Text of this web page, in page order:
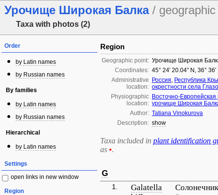
Урочище Широкая Балка /
Taxa with photos (2)
Order
by Latin names
by Russian names
By families
by Latin names
by Russian names
Hierarchical
by Latin names
Settings
open links in new window
Region
Region
Geographic point: Урочище Широкая
Coordinates: 45° 24′ 20.04″ N, 36°
Administrative
location:
Россия, Республика
окрестности села
Physiographic
location:
Восточно-Европейская
урочище Широкая
Author: Tatiana Vinokurova
Description: show
Taxa included in plant identification
as •.
G
1.
Galatella